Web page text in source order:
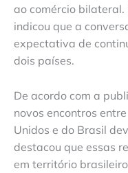
ao comércio
indicou que a
expectativa de
dois países.
De acordo com a
novos encontros
Unidos e do Brasil
destacou que essas
em território